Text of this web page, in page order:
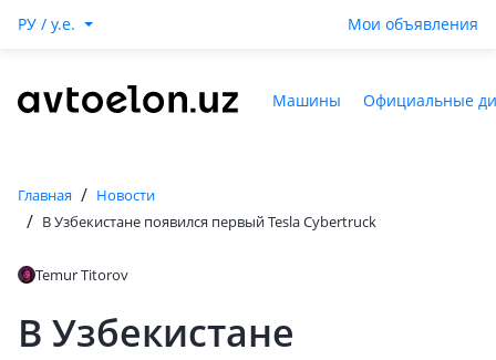
РУ / y.e. Мои объявления
Машины Официальные
Главная / Новости
/ В Узбекистане появился первый Tesla Cybertruck
Temur Titorov
В Узбекистане